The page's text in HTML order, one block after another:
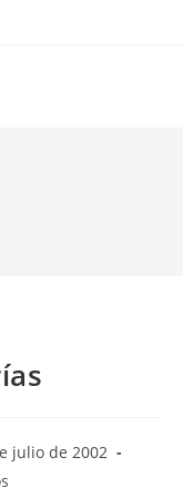
julio de 2002